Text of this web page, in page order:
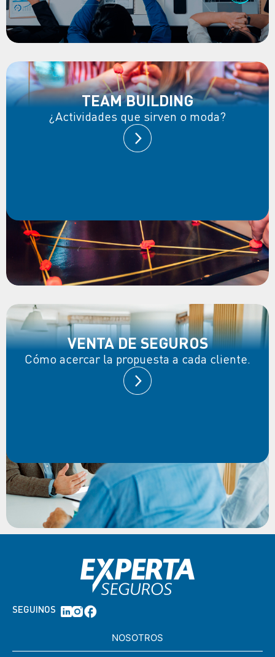
TEAM BUILDING
¿Actividades que sirven o moda?
VENTA DE SEGUROS
Cómo acercar la propuesta a cada cliente.
SEGUINOS
NOSOTROS